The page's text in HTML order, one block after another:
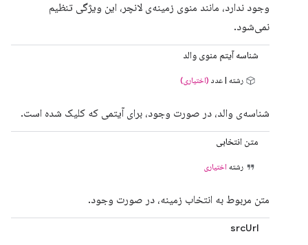
وجود ندارد، مانند منوی زمینه‌ی لانچر، این ویژگی تنظیم
نمی‌شود.
شناسه آیتم منوی والد
رشته | عدد (اختیاری)
شناسه‌ی والد، در صورت وجود، برای آیتمی که کلیک شده است.
متن انتخابی
رشته اختیاری
متن مربوط به انتخاب زمینه، در صورت وجود.
srcUrl